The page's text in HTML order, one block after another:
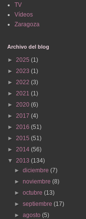
TV
Vídeos
Zaragoza
Archivo del blog
► 2025 (1)
► 2023 (1)
► 2022 (3)
► 2021 (1)
► 2020 (6)
► 2017 (4)
► 2016 (51)
► 2015 (51)
► 2014 (56)
▼ 2013 (134)
►diciembre(7)
►noviembre(8)
►octubre(13)
►septiembre(17)
►agosto(5)